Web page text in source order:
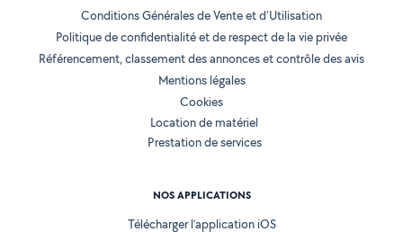
Conditions Générales de Vente et d'Utilisation
Politique de confidentialité et de respect de la vie privée
Référencement, classement des annonces et contrôle des avis
Mentions légales
Cookies
Location de matériel
Prestation de services
NOS APPLICATIONS
Télécharger l’application iOS